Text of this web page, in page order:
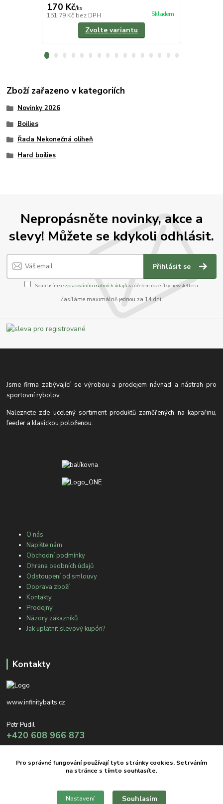
170 Kč/ks
151,79 Kč bez DPH Skladem
Zvolte variantu
Zboží zařazeno v kategoriích
Novinky 2026
Boilies
Řada Nekonečná oliheň
Hard boilies
Nepropásněte novinky, akce a
slevy! Můžete se kdykoli odhlásit.
Přihlásit se
Souhlasím se zpracováním osobních údajůza účelem rozesílky newsletteru.
Zasíláme maximálně jednou za 14 dní.
Jsme firma zabývající se výrobou a prodejem návnad a nástrah pro
sportovní rybolov.
Naleznete zde ucelený sortiment produktů zaměřených na kaprařinu,
feeder a klasickou položenou.
O nás
Napište nám
Obchodní podmínky
Ohrana osobních údajů
Odstoupení od smlouvy
Doprava zboží
Kontakty
Prodejny
Názory zákazníků
Jak uplatnit slevový kupón?
Kontakty
www.infinitybaits.cz
Petr Pudil
+420 608 966 873
Pro správné fungování používají tyto stránky cookies. Setrváním
na stránce s tímto souhlasíte.
Nastavení Souhlasím